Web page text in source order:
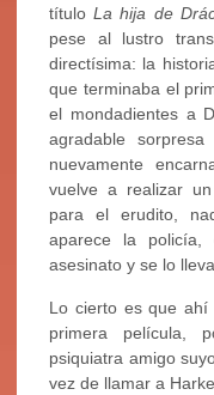
títuloLa hija de
pese al lustro
directísima: la
que terminaba el
el mondadientes a
agradable
nuevamente
vuelve a realizar
para el erudito,
aparece la
asesinato y se lo
Lo cierto es que ahí
primera película,
psiquiatra amigo
vez de llamar a